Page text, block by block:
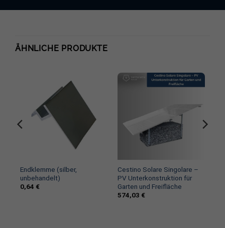
ÄHNLICHE PRODUKTE
Endklemme (silber,
unbehandelt)
0,64 €
Cestino Solare Singolare –
PV Unterkonstruktion für
Garten und Freifläche
574,03 €